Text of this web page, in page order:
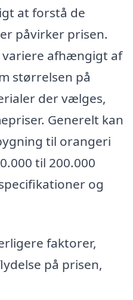
at forstå de
påvirker prisen.
afhængigt af
størrelsen på
der vælges,
Generelt kan
til orangeri
til 200.000
og
faktorer,
på prisen,